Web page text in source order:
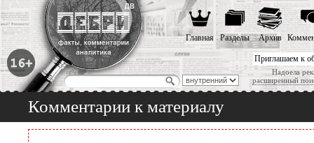
Приглашаем к
Надоела
расширенный
Главная Разделы Архив
Комментарии к материалу